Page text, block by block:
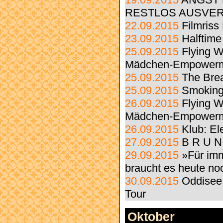
RESTLOS
22.09.2015 Filmriss
23.09.2015
25.09.2015 Flying
Mädchen-
25.09.2015 The
25.09.2015
26.09.2015 Flying
Mädchen-
26.09.2015 Klub:
27.09.2015 B R U
29.09.2015 »Für
braucht es heute
30.09.2015
Tour
Oktober